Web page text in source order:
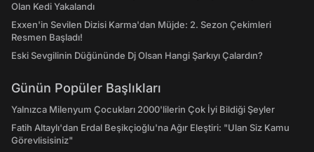
Olan Kedi Yakalandı
Exxen'in Sevilen Dizisi Karma'dan Müjde: 2. Sezon Çekimleri
Resmen Başladı!
Eski Sevgilinin Düğününde Dj Olsan Hangi Şarkıyı Çalardın?
Günün Popüler Başlıkları
Yalnızca Milenyum Çocukları 2000'lilerin Çok İyi Bildiği Şeyler
Fatih Altaylı'dan Erdal Beşikçioğlu'na Ağır Eleştiri: "Ulan Siz Kamu
Görevlisisiniz"